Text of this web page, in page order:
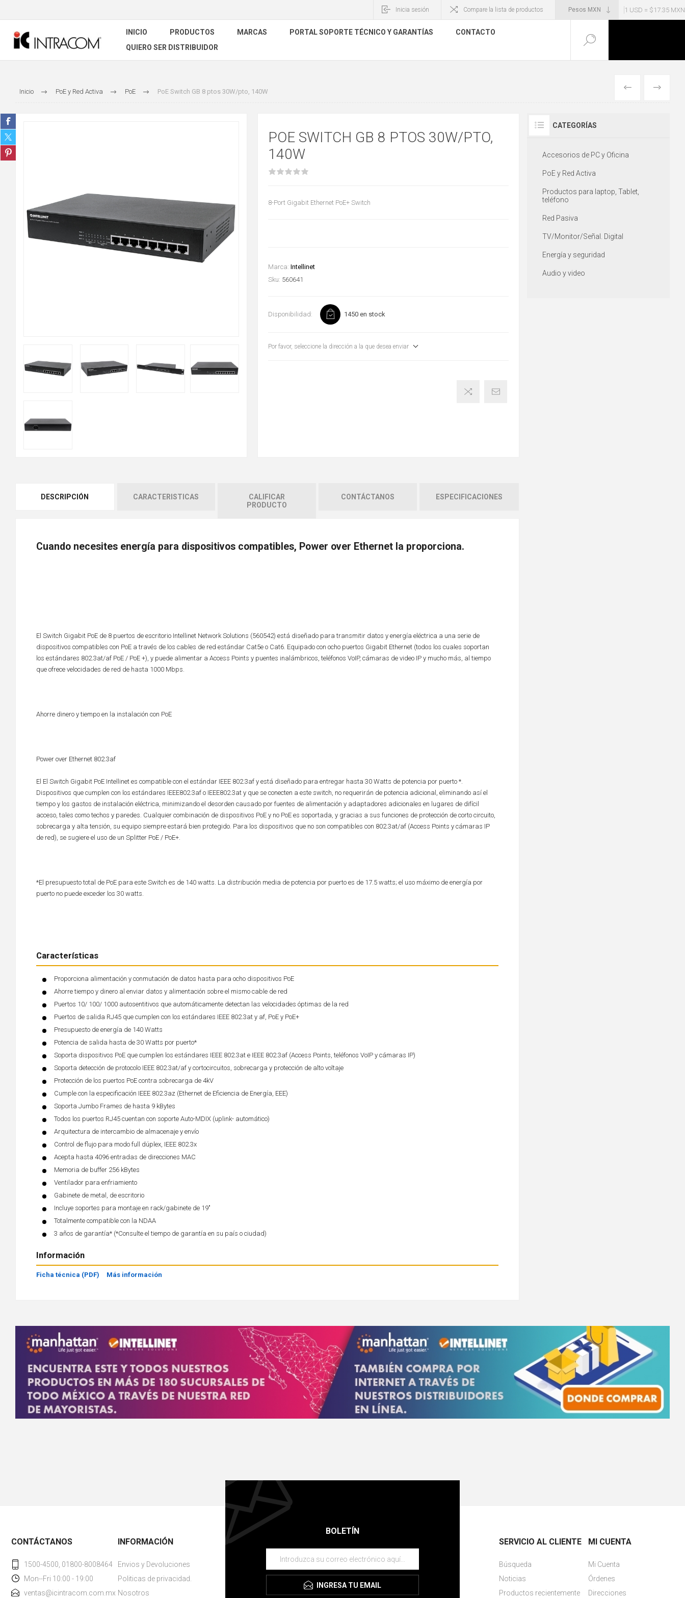
1 USD = $17.35 MXN
Inicia sesión Compare la lista de productos
INICIO PRODUCTOS MARCAS PORTAL SOPORTE TÉCNICO Y GARANTÍAS
CONTACTO
QUIERO SER DISTRIBUIDOR
Inicio PoE y Red Activa PoE PoE Switch GB 8 ptos 30W/pto, 140W ANTERIOR
POE SWITCH GB 8 PTOS 30W/PTO,
140W
8-Port Gigabit Ethernet PoE+ Switch
Marca: Intellinet
Sku: 560641
Disponibilidad: 1450 en stock
Por favor, seleccione la dirección a la que desea enviar
DESCRIPCIÓN CARACTERISTICAS
CALIFICAR
PRODUCTO
CONTÁCTANOS ESPECIFICACIONES
Cuando necesites energía para dispositivos compatibles, Power over Ethernet la proporciona.
El Switch Gigabit PoE de 8 puertos de escritorio Intellinet Network Solutions (560542) está diseñado para transmitir datos y energía eléctrica a una serie de
dispositivos compatibles con PoE a través de los cables de red estándar Cat5e o Cat6. Equipado con ocho puertos Gigabit Ethernet (todos los cuales soportan
los estándares 802.3at/af PoE / PoE +), y puede alimentar a Access Points y puentes inalámbricos, teléfonos VoIP, cámaras de video IP y mucho más, al tiempo
que ofrece velocidades de red de hasta 1000 Mbps.
Ahorre dinero y tiempo en la instalación con PoE
Power over Ethernet 802.3af
El El Switch Gigabit PoE Intellinet es compatible con el estándar IEEE 802.3af y está diseñado para entregar hasta 30 Watts de potencia por puerto *.
Dispositivos que cumplen con los estándares IEEE802.3af o IEEE802.3at y que se conecten a este switch, no requerirán de potencia adicional, eliminando así el
tiempo y los gastos de instalación eléctrica, minimizando el desorden causado por fuentes de alimentación y adaptadores adicionales en lugares de difícil
acceso, tales como techos y paredes. Cualquier combinación de dispositivos PoE y no PoE es soportada, y gracias a sus funciones de protección de corto circuito,
sobrecarga y alta tensión, su equipo siempre estará bien protegido. Para los dispositivos que no son compatibles con 802.3at/af (Access Points y cámaras IP
de red), se sugiere el uso de un Splitter PoE / PoE+.
*El presupuesto total de PoE para este Switch es de 140 watts. La distribución media de potencia por puerto es de 17.5 watts; el uso máximo de energía por
puerto no puede exceder los 30 watts.
Características
Proporciona alimentación y conmutación de datos hasta para ocho dispositivos PoE
Ahorre tiempo y dinero al enviar datos y alimentación sobre el mismo cable de red
Puertos 10/ 100/ 1000 autosentitivos que automáticamente detectan las velocidades óptimas de la red
Puertos de salida RJ45 que cumplen con los estándares IEEE 802.3at y af, PoE y PoE+
Presupuesto de energía de 140 Watts
Potencia de salida hasta de 30 Watts por puerto*
Soporta dispositivos PoE que cumplen los estándares IEEE 802.3at e IEEE 802.3af (Access Points, teléfonos VoIP y cámaras IP)
Soporta detección de protocolo IEEE 802.3at/af y cortocircuitos, sobrecarga y protección de alto voltaje
Protección de los puertos PoE contra sobrecarga de 4kV
Cumple con la especificación IEEE 802.3az (Ethernet de Eficiencia de Energía, EEE)
Soporta Jumbo Frames de hasta 9 kBytes
Todos los puertos RJ45 cuentan con soporte Auto-MDIX (uplink- automático)
Arquitectura de intercambio de almacenaje y envío
Control de flujo para modo full dúplex, IEEE 802.3x
Acepta hasta 4096 entradas de direcciones MAC
Memoria de buffer 256 kBytes
Ventilador para enfriamiento
Gabinete de metal, de escritorio
Incluye soportes para montaje en rack/gabinete de 19"
Totalmente compatible con la NDAA
3 años de garantía* (*Consulte el tiempo de garantía en su país o ciudad)
Información
Ficha técnica (PDF) Más información
CATEGORÍAS
Accesorios de PC y Oficina
PoE y Red Activa
Productos para laptop, Tablet,
teléfono
Red Pasiva
TV/Monitor/Señal. Digital
Energía y seguridad
Audio y video
BOLETÍN
INGRESA TU EMAIL
CONTÁCTANOS
1500-4500, 01800-8008464
Mon--Fri 10:00 - 19:00
ventas@icintracom.com.mx
INFORMACIÓN
Envios y Devoluciones
Politicas de privacidad.
Nosotros
SERVICIO AL CLIENTE
Búsqueda
Noticias
Productos recientemente
MI CUENTA
Mi Cuenta
Órdenes
Direcciones